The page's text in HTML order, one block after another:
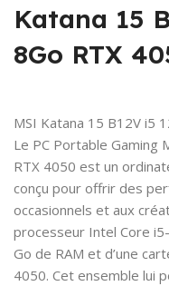
Katana 15
8Go RTX
MSI Katana 15 B12V i5
Le PC Portable Gaming
RTX 4050 est un
conçu pour offrir des
occasionnels et aux
processeur Intel Core
Go de RAM et d’une
4050. Cet ensemble lui